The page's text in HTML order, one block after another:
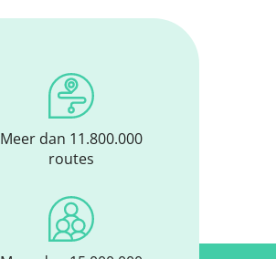
Meer dan 11.800.000
routes